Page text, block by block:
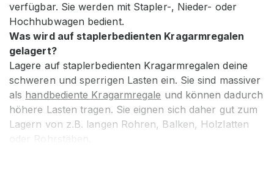
verfügbar. Sie werden mit Stapler-, Nieder- oder
Hochhubwagen bedient.
Was wird auf staplerbedienten Kragarmregalen
gelagert?
Lagere auf staplerbedienten Kragarmregalen deine
schweren und sperrigen Lasten ein. Sie sind massiver
als handbediente Kragarmregale und können dadurch
höhere Lasten tragen. Sie eignen sich daher gut zum
Lagern von z.B. langen Rohren, Balken, Holzlatten
oder Rohrstäben.